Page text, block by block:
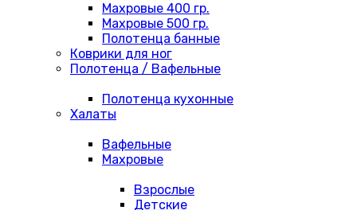
Махровые 400 гр.
Махровые 500 гр.
Полотенца банные
Коврики для ног
Полотенца / Вафельные
Полотенца кухонные
Халаты
Вафельные
Махровые
Взрослые
Детские